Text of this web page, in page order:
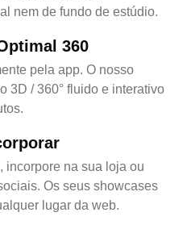
nem de fundo de estúdio.
360
pela app. O nosso
3D / 360° fluido e interativo
incorpore na sua loja ou
Os seus showcases
lugar da web.